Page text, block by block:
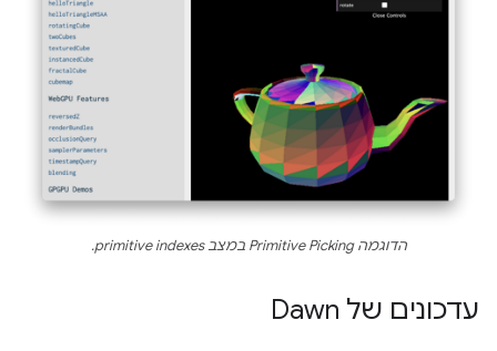
הדוגמה Primitive Picking במצב primitive indexes.
עדכונים של Dawn